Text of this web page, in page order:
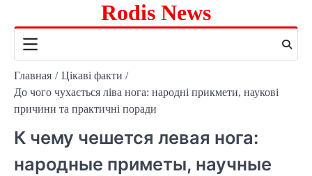
содержимому
Rodis News
Главная
Цікаві факти
До чого чухається ліва нога: народні прикмети, наукові
причини та практичні поради
К чему чешется левая нога:
народные приметы, научные